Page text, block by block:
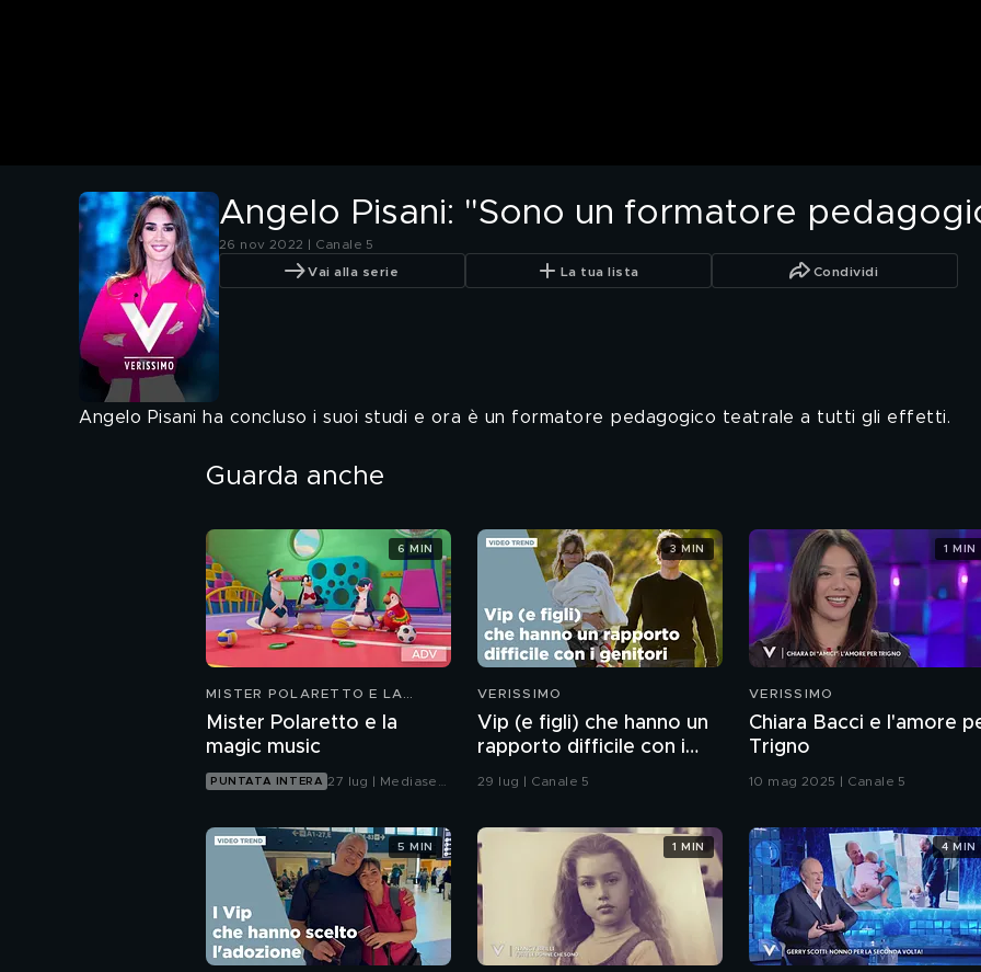
Angelo Pisani: "Sono un formatore
26 nov 2022 | Canale 5
Vai alla serie La tua lista Condividi
Angelo Pisani ha concluso i suoi studi e ora è un formatore pedagogico teatrale a tutti gli effetti.
Guarda anche
MISTER POLARETTO E LA
Mister Polaretto e la
magic music
PUNTATA INTERA 27 lug | Mediaset
6 MIN
VERISSIMO
Vip (e figli) che hanno un
rapporto difficile con i
genitori
29 lug | Canale 5
3 MIN
VERISSIMO
Chiara Bacci e l'amore
Trigno
10 mag 2025 | Canale 5
1 MIN
5 MIN 1 MIN 4 MIN